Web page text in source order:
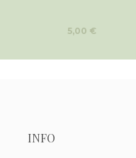
5,00 €
INFO